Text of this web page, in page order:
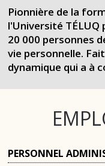
Pionnière de la
l'Université TÉLUQ
20 000 personnes
vie personnelle.
dynamique qui a à
PERSONNEL